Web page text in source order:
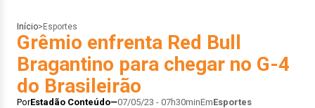
Início> Esportes
Grêmio enfrenta Red Bull
Bragantino para chegar no G-4
do Brasileirão
PorEstadão Conteúdo 07/05/23 - 07h30minEmEsportes